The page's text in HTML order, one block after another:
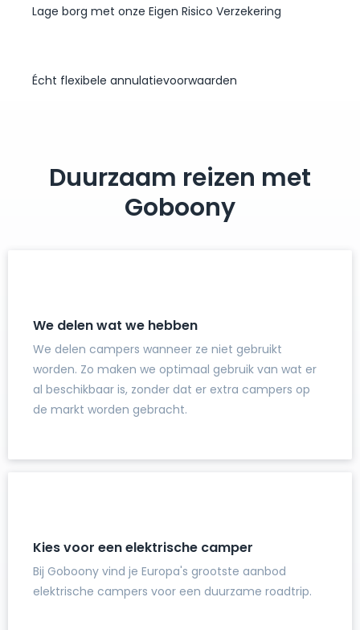
Lage borg met onze Eigen Risico Verzekering
Écht flexibele annulatievoorwaarden
Duurzaam reizen met
Goboony
We delen wat we hebben
We delen campers wanneer ze niet gebruikt
worden. Zo maken we optimaal gebruik van wat er
al beschikbaar is, zonder dat er extra campers op
de markt worden gebracht.
Kies voor een elektrische camper
Bij Goboony vind je Europa's grootste aanbod
elektrische campers voor een duurzame roadtrip.